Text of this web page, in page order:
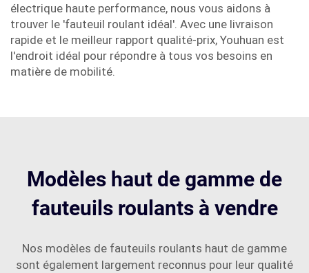
électrique haute performance, nous vous aidons à
trouver le 'fauteuil roulant idéal'. Avec une livraison
rapide et le meilleur rapport qualité-prix, Youhuan est
l'endroit idéal pour répondre à tous vos besoins en
matière de mobilité.
Modèles haut de gamme de
fauteuils roulants à vendre
Nos modèles de fauteuils roulants haut de gamme
sont également largement reconnus pour leur qualité